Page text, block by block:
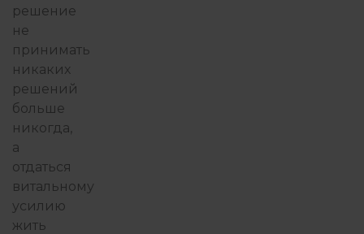
решение
не
принимать
никаких
решений
больше
никогда,
а
отдаться
витальному
усилию
жить